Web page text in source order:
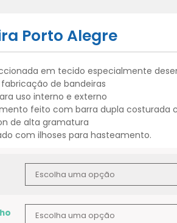
Porto Alegre
em tecido especialmente
de bandeiras
uso interno e externo
feito com barra dupla costurada
de alta gramatura
com ilhoses para hasteamento.